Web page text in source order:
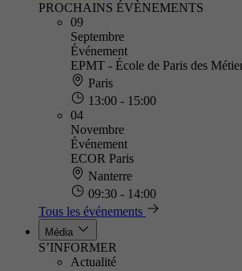
PROCHAINS ÉVÈNEMENTS
09
Septembre
Événement
EPMT - École de Paris des
Paris
13:00 - 15:00
04
Novembre
Événement
ECOR Paris
Nanterre
09:30 - 14:00
Tous les événements
Média
S’INFORMER
Actualité